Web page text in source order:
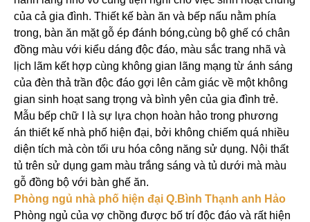
của cả gia đình. Thiết kế bàn ăn và bếp nấu nằm phía
trong, bàn ăn mặt gỗ ép đánh bóng,cùng bộ ghế có chân
đồng màu với kiểu dáng độc đáo, màu sắc trang nhã và
lịch lãm kết hợp cùng không gian lãng mạng từ ánh sáng
của đèn thả trần độc đáo gợi lên cảm giác về một không
gian sinh hoạt sang trọng và bình yên của gia đình trẻ.
Mẫu bếp chữ I là sự lựa chọn hoàn hảo trong phương
án thiết kế nhà phố hiện đại, bởi không chiếm quá nhiều
diện tích mà còn tối ưu hóa công năng sử dụng. Nội thất
tủ trên sử dụng gam màu trắng sáng và tủ dưới mà màu
gỗ đồng bộ với bàn ghế ăn.
Phòng ngủ nhà phố hiện đại Q.Bình Thạnh anh Hảo
Phòng ngủ của vợ chồng được bố trí độc đáo và rất hiện